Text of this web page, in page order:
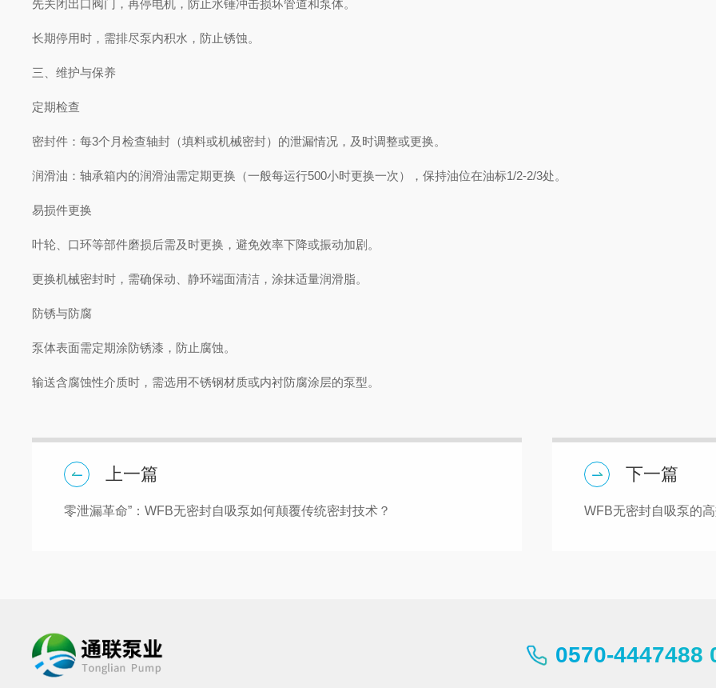
先关闭出口阀门，再停电机，防止水锤冲击损坏管道和泵体。
长期停用时，需排尽泵内积水，防止锈蚀。
三、维护与保养
定期检查
密封件：每3个月检查轴封（填料或机械密封）的泄漏情况，及时调整或更换。
润滑油：轴承箱内的润滑油需定期更换（一般每运行500小时更换一次），保持油位在油标1/2-2/3处。
易损件更换
叶轮、口环等部件磨损后需及时更换，避免效率下降或振动加剧。
更换机械密封时，需确保动、静环端面清洁，涂抹适量润滑脂。
防锈与防腐
泵体表面需定期涂防锈漆，防止腐蚀。
输送含腐蚀性介质时，需选用不锈钢材质或内衬防腐涂层的泵型。
上一篇
零泄漏革命”：WFB无密封自吸泵如何颠覆传统密封技术？
下一篇
WFB无密封自吸泵的
0570-4447488